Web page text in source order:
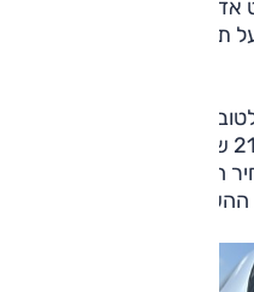
אדפטיבית, ניטור שטחים
תנועה חוצה, שמירה על
לגרסת ההנעה האחורית ו-215,000 שקלים לגרסת ההנעה